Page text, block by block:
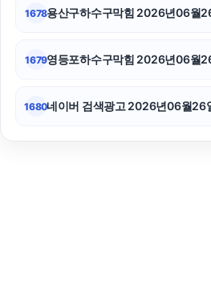
1678용산구하수구막힘 2026년06월
1679영등포하수구막힘 2026년06월
1680네이버 검색광고 2026년06월26